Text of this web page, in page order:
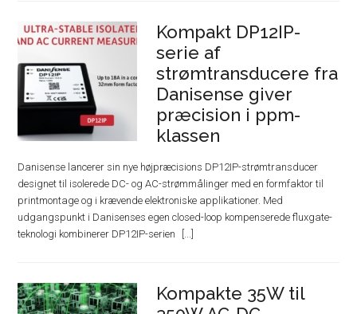
Kompakt DP12IP-
serie af
strømtransducere fra
Danisense giver
præcision i ppm-
klassen
Danisense lancerer sin nye højpræcisions DP12IP-strømtransducer
designet til isolerede DC- og AC-strømmålinger med en formfaktor til
printmontage og i krævende elektroniske applikationer. Med
udgangspunkt i Danisenses egen closed-loop kompenserede fluxgate-
teknologi kombinerer DP12IP-serien
Kompakte 35W til